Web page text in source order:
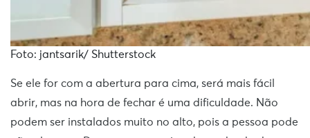
Foto: jantsarik/ Shutterstock
Se ele for com a abertura para cima, será mais fácil
abrir, mas na hora de fechar é uma dificuldade. Não
podem ser instalados muito no alto, pois a pessoa pode